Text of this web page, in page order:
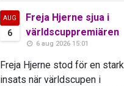
AUG
6
Freja Hjerne sjua i
världscuppremiären
6 aug 2026 15:01
Freja Hjerne stod för en stark
insats när världscupen i